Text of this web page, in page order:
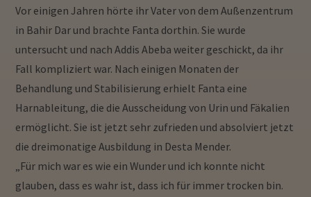
Vor einigen Jahren hörte ihr Vater von dem Außenzentrum
in Bahir Dar und brachte Fanta dorthin. Sie wurde
untersucht und nach Addis Abeba weiter geschickt, da ihr
Fall kompliziert war. Nach einigen Monaten der
Behandlung und Stabilisierung erhielt Fanta eine
Harnableitung, die die Ausscheidung von Urin und Fäkalien
ermöglicht. Sie ist jetzt sehr zufrieden und absolviert jetzt
die dreimonatige Ausbildung in Desta Mender.
„Für mich war es wie ein Wunder und ich konnte nicht
glauben, dass es wahr ist, dass ich für immer trocken bin.